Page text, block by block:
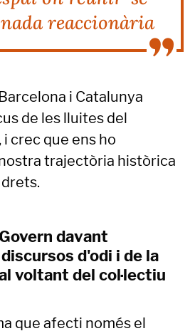
reaccionària
i Catalunya
de les lluites del
i crec que ens ho
trajectòria històrica
davant
d'odi i de la
voltant del col·lectiu
que afecti només el